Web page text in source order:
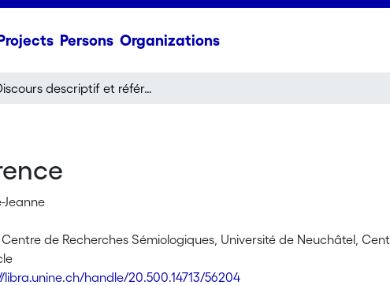
Persons Organizations
Discours descriptif et référence
Jeanne
de Recherches Sémiologiques, Université de Neuchâtel,
libra.unine.ch/handle/20.500.14713/56204